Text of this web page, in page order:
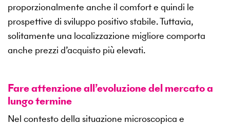
proporzionalmente anche il comfort e quindi le
prospettive di sviluppo positivo stabile. Tuttavia,
solitamente una localizzazione migliore comporta
anche prezzi d’acquisto più elevati.
Fare attenzione all’evoluzione del mercato a
lungo termine
Nel contesto della situazione microscopica e